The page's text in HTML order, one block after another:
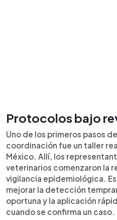
Protocolos bajo
Uno de los primeros pasos
coordinación fue un taller
México. Allí, los
veterinarios comenzaron la
vigilancia epidemiológica.
mejorar la detección
oportuna y la aplicación
cuando se confirma un caso.